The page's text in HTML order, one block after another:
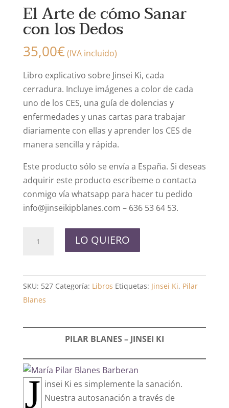
El Arte de cómo Sanar
con los Dedos
35,00€(IVA incluido)
Libro explicativo sobre Jinsei Ki, cada
cerradura. Incluye imágenes a color de cada
uno de los CES, una guía de dolencias y
enfermedades y unas cartas para trabajar
diariamente con ellas y aprender los CES de
manera sencilla y rápida.
Este producto sólo se envía a España. Si deseas
adquirir este producto escríbeme o contacta
conmigo vía whatsapp para hacer tu pedido
info@jinseikipblanes.com – 636 53 64 53.
Arte
cómo
Sanar
con
Dedos
LO QUIERO
SKU: 527 Categoría: Libros Etiquetas: Jinsei Ki, Pilar
Blanes
PILAR BLANES – JINSEI KI
J insei Ki es simplemente la sanación.
Nuestra autosanación a través de